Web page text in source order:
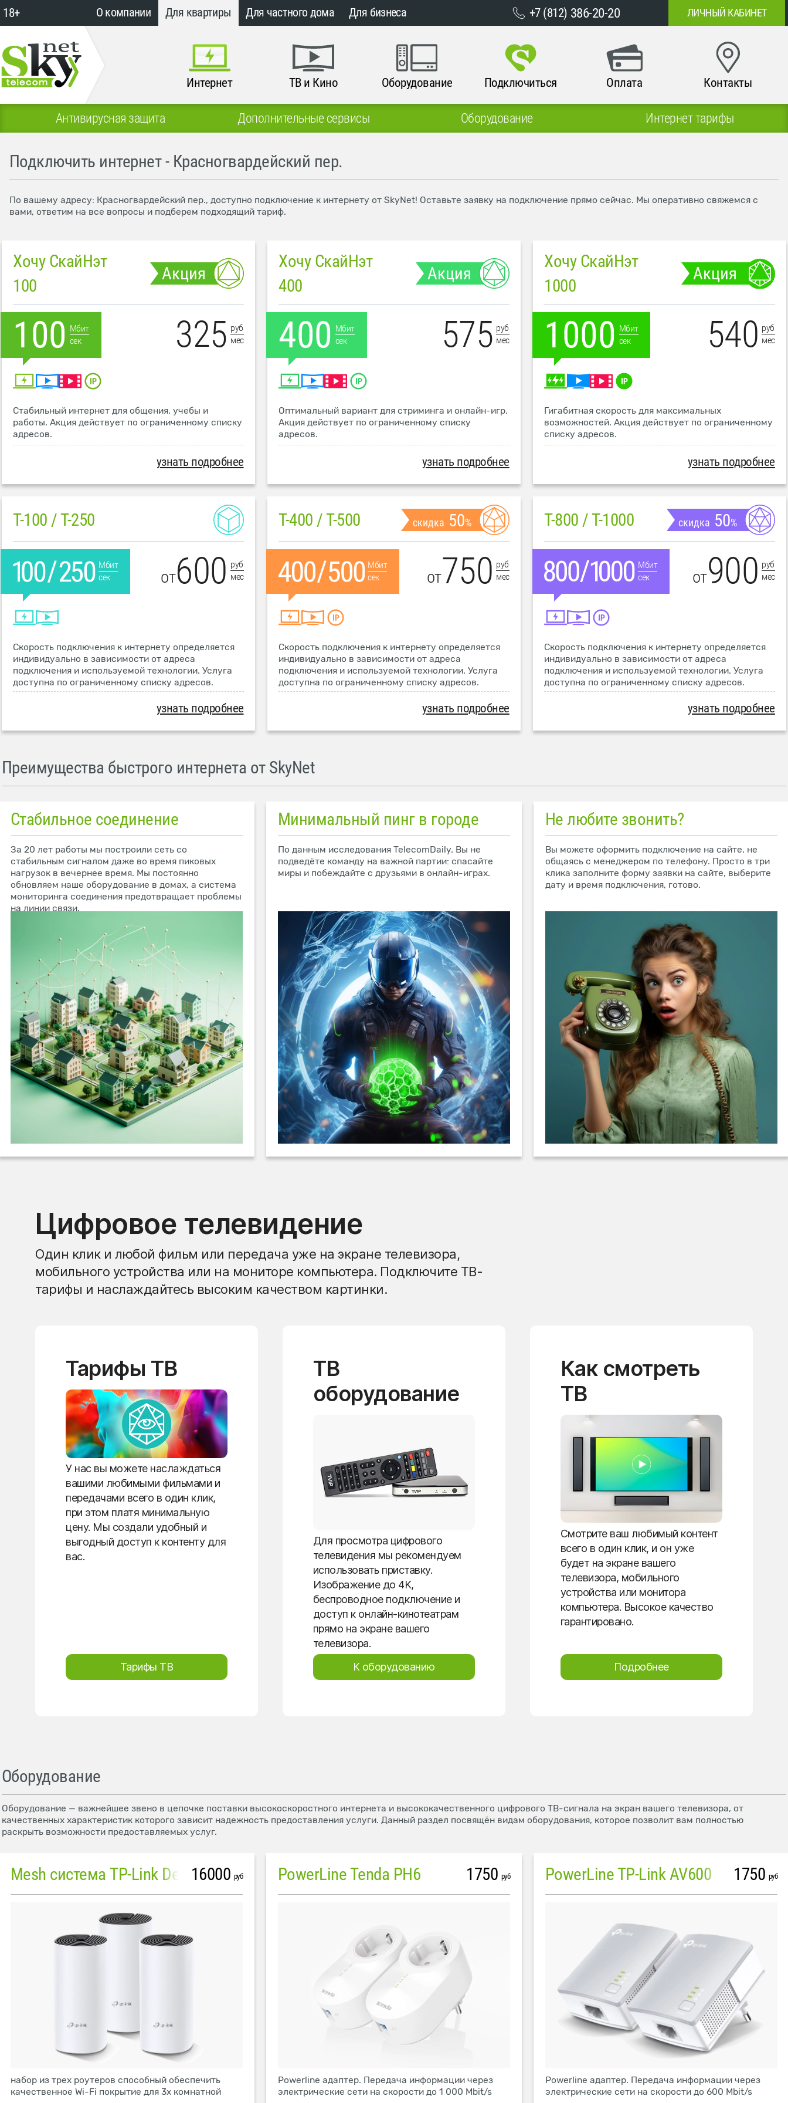
18+ О компании Для квартиры Для частного дома Для бизнеса +7 (812) 386-20-20 ЛИЧНЫЙ КАБИНЕТ
Интернет ТВ и Кино Оборудование Подключиться Оплата Контакты
Антивирусная защита Дополнительные сервисы Оборудование Интернет тарифы
Подключить интернет - Красногвардейский пер.
По вашему адресу: Красногвардейский пер., доступно подключение к интернету от SkyNet! Оставьте заявку на подключение прямо сейчас. Мы оперативно свяжемся с
вами, ответим на все вопросы и подберем подходящий тариф.
Хочу СкайНэт
100
Акция
100 Мбит
сек
325 руб
мес
Стабильный интернет для общения, учебы и
работы. Акция действует по ограниченному списку
адресов.
узнать подробнее
Хочу СкайНэт
400
Акция
400 Мбит
сек
575 руб
мес
Оптимальный вариант для стриминга и онлайн-игр.
Акция действует по ограниченному списку
адресов.
узнать подробнее
Хочу СкайНэт
1000
Акция
1000 Мбит
сек
540 руб
мес
Гигабитная скорость для максимальных
возможностей. Акция действует по ограниченному
списку адресов.
узнать подробнее
T-100 / T-250
Мбит
сек
от600 руб
мес
Скорость подключения к интернету определяется
индивидуально в зависимости от адреса
подключения и используемой технологии. Услуга
доступна по ограниченному списку адресов.
узнать подробнее
T-400 / T-500 скидка 50%
Мбит
сек
от750 руб
мес
Скорость подключения к интернету определяется
индивидуально в зависимости от адреса
подключения и используемой технологии. Услуга
доступна по ограниченному списку адресов.
узнать подробнее
T-800 / T-1000 скидка 50%
Мбит
сек
от900 руб
мес
Скорость подключения к интернету определяется
индивидуально в зависимости от адреса
подключения и используемой технологии. Услуга
доступна по ограниченному списку адресов.
узнать подробнее
Преимущества быстрого интернета от SkyNet
Стабильное соединение
За 20 лет работы мы построили сеть со
стабильным сигналом даже во время пиковых
нагрузок в вечернее время. Мы постоянно
обновляем наше оборудование в домах, а система
мониторинга соединения предотвращает проблемы
на линии связи.
Минимальный пинг в городе
По данным исследования TelecomDaily. Вы не
подведёте команду на важной партии: спасайте
миры и побеждайте с друзьями в онлайн-играх.
Не любите звонить?
Вы можете оформить подключение на сайте, не
общаясь с менеджером по телефону. Просто в три
клика заполните форму заявки на сайте, выберите
дату и время подключения, готово.
Цифровое телевидение
Один клик и любой фильм или передача уже на экране телевизора,
мобильного устройства или на мониторе компьютера. Подключите ТВ-
тарифы и наслаждайтесь высоким качеством картинки.
Тарифы ТВ
У нас вы можете наслаждаться
вашими любимыми фильмами и
передачами всего в один клик,
при этом платя минимальную
цену. Мы создали удобный и
выгодный доступ к контенту для
вас.
Тарифы ТВ
ТВ
оборудование
Для просмотра цифрового
телевидения мы рекомендуем
использовать приставку.
Изображение до 4K,
беспроводное подключение и
доступ к онлайн-кинотеатрам
прямо на экране вашего
телевизора.
К оборудованию
Как смотреть
ТВ
Смотрите ваш любимый контент
всего в один клик, и он уже
будет на экране вашего
телевизора, мобильного
устройства или монитора
компьютера. Высокое качество
гарантировано.
Подробнее
Оборудование
Оборудование — важнейшее звено в цепочке поставки высокоскоростного интернета и высококачественного цифрового ТВ-сигнала на экран вашего телевизора, от
качественных характеристик которого зависит надежность предоставления услуги. Данный раздел посвящён видам оборудования, которое позволит вам полностью
раскрыть возможности предоставляемых услуг.
Mesh система TP-Link Deco M4 (3 устройства)
16000 руб
набор из трех роутеров способный обеспечить
качественное Wi-Fi покрытие для 3х комнатной
PowerLine Tenda PH6 1750 руб
Powerline адаптер. Передача информации через
электрические сети на скорости до 1 000 Mbit/s
PowerLine TP-Link AV600 1750 руб
Powerline адаптер. Передача информации через
электрические сети на скорости до 600 Mbit/s